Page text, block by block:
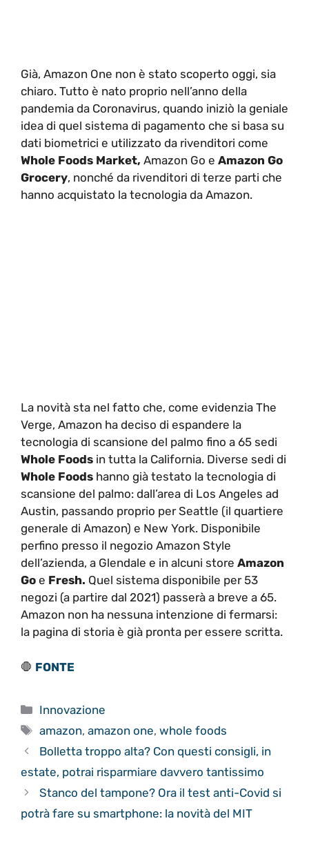
Già, Amazon One non è stato scoperto oggi, sia
chiaro. Tutto è nato proprio nell’anno della
pandemia da Coronavirus, quando iniziò la geniale
idea di quel sistema di pagamento che si basa su
dati biometrici e utilizzato da rivenditori come
Whole Foods Market, Amazon Go e Amazon Go
Grocery, nonché da rivenditori di terze parti che
hanno acquistato la tecnologia da Amazon.
La novità sta nel fatto che, come evidenzia The
Verge, Amazon ha deciso di espandere la
tecnologia di scansione del palmo fino a 65 sedi
Whole Foods in tutta la California. Diverse sedi di
Whole Foods hanno già testato la tecnologia di
scansione del palmo: dall’area di Los Angeles ad
Austin, passando proprio per Seattle (il quartiere
generale di Amazon) e New York. Disponibile
perfino presso il negozio Amazon Style
dell’azienda, a Glendale e in alcuni store Amazon
Go e Fresh. Quel sistema disponibile per 53
negozi (a partire dal 2021) passerà a breve a 65.
Amazon non ha nessuna intenzione di fermarsi:
la pagina di storia è già pronta per essere scritta.
🛑 FONTE
Categorie
Innovazione
Tag
amazon,amazon one,whole foods
Bolletta troppo alta? Con questi consigli, in
estate, potrai risparmiare davvero tantissimo
Stanco del tampone? Ora il test anti-Covid si
potrà fare su smartphone: la novità del MIT